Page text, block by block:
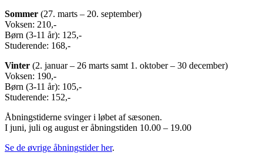
Sommer (27. marts – 20. september)
Voksen: 210,-
Børn (3-11 år): 125,-
Studerende: 168,-
Vinter (2. januar – 26 marts samt 1. oktober – 30 december)
Voksen: 190,-
Børn (3-11 år): 105,-
Studerende: 152,-
Åbningstiderne svinger i løbet af sæsonen.
I juni, juli og august er åbningstiden 10.00 – 19.00
Se de øvrige åbningstider her.